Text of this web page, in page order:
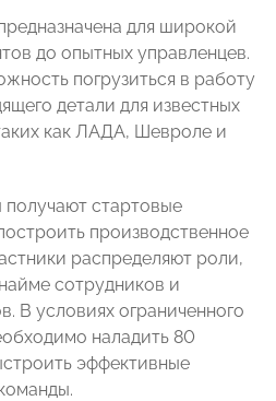
для широкой
до опытных управленцев.
погрузиться в работу
детали для известных
как ЛАДА, Шевроле и
стартовые
производственное
распределяют роли,
сотрудников и
В условиях ограниченного
наладить 80
эффективные